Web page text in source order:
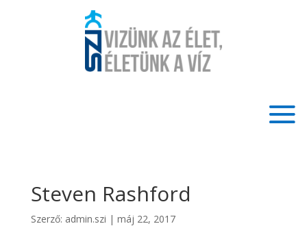
Steven Rashford
Szerző: admin.szi | máj 22, 2017